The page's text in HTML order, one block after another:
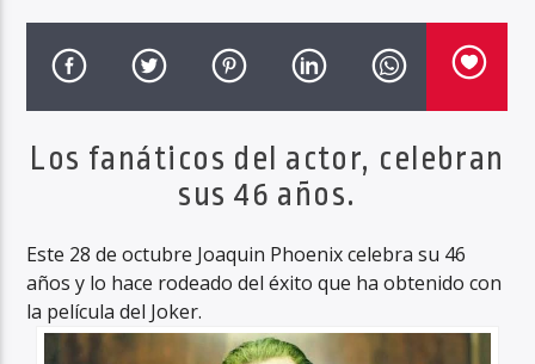
Haahil FM
Los fanáticos del actor, celebran
sus 46 años.
Este 28 de octubre Joaquin Phoenix celebra su 46
años y lo hace rodeado del éxito que ha obtenido con
la película del Joker.